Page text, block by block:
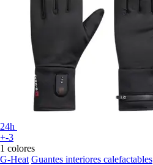
24h
+-3
1 colores
G-Heat Guantes interiores calefactables